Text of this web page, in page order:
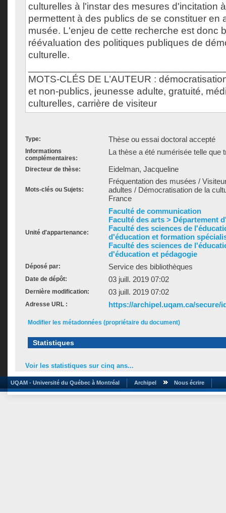
culturelles à l'instar des mesures d'incitation
permettent à des publics de se constituer en
musée. L'enjeu de cette recherche est donc
réévaluation des politiques publiques de
culturelle.
MOTS-CLÉS DE L’AUTEUR :
et non-publics, jeunesse adulte, gratuité,
culturelles, carrière de visiteur
Type: Thèse ou essai doctoral accepté
Informations
complémentaires:
La thèse a été numérisée telle que
Directeur de thèse: Eidelman, Jacqueline
Mots-clés ou Sujets:
Fréquentation des musées /
adultes / Démocratisation de la
France
Unité d'appartenance:
Faculté de communication
Faculté des arts > Département
Faculté des sciences de
d'éducation et formation
Faculté des sciences de
d'éducation et pédagogie
Déposé par: Service des bibliothèques
Date de dépôt: 03 juill. 2019 07:02
Dernière modification: 03 juill. 2019 07:02
Adresse URL : https://archipel.uqam.ca/secure/
Modifier les métadonnées (propriétaire du document)
Statistiques
Voir les statistiques sur cinq ans...
UQAM - Université du Québec à Montréal Archipel Nous écrire